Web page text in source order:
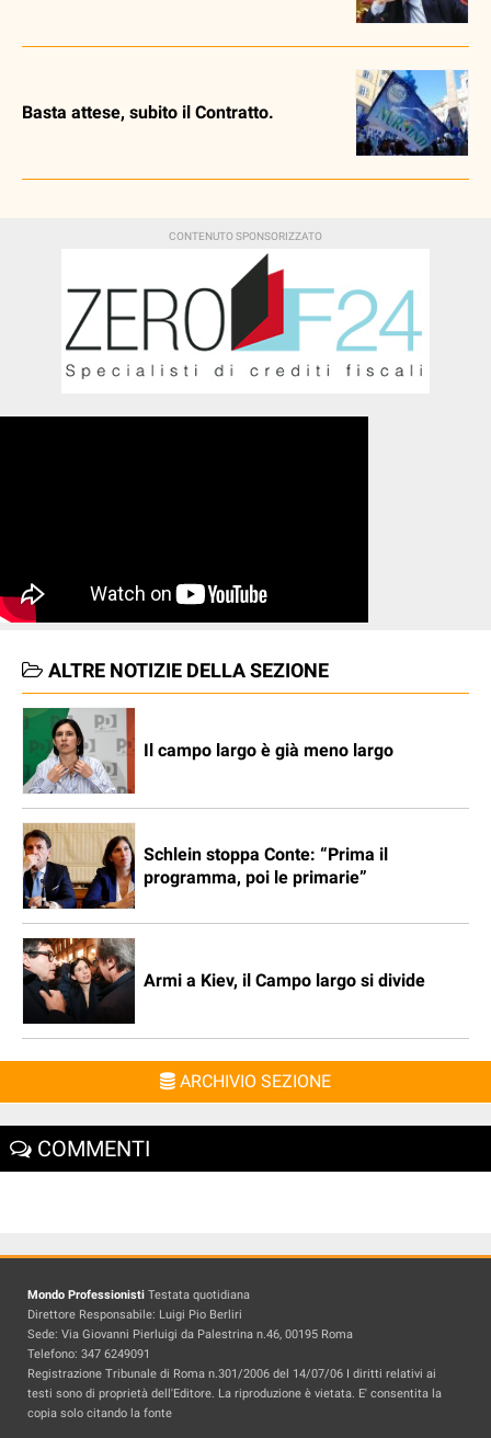
Basta attese, subito il Contratto.
ALTRE NOTIZIE DELLA SEZIONE
Il campo largo è già meno largo
Schlein stoppa Conte: “Prima il
programma, poi le primarie”
Armi a Kiev, il Campo largo si divide
ARCHIVIO SEZIONE
COMMENTI
Mondo Professionisti Testata quotidiana
Direttore Responsabile: Luigi Pio Berliri
Sede: Via Giovanni Pierluigi da Palestrina n.46, 00195 Roma
Telefono: 347 6249091
Registrazione Tribunale di Roma n.301/2006 del 14/07/06 I diritti relativi ai
testi sono di proprietà dell'Editore. La riproduzione è vietata. E' consentita la
copia solo citando la fonte